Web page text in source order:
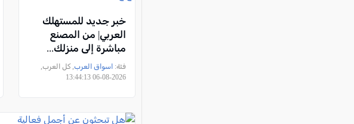
خبر جديد للمستهلك
العربي| من المصنع
مباشرة إلى منزلك...
ثورة استهلاكية توفر
عليكم آلاف الشواقل
فئة: اسواق العرب, كل العرب,
2026-08-06 13:44:13